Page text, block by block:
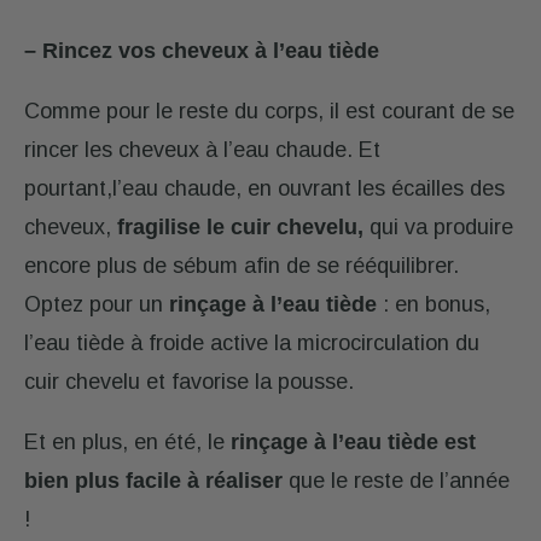
– Rincez vos cheveux à l’eau tiède
Comme pour le reste du corps, il est courant de se
rincer les cheveux à l’eau chaude. Et
pourtant,l’eau chaude, en ouvrant les écailles des
cheveux, fragilise le cuir chevelu, qui va produire
encore plus de sébum afin de se rééquilibrer.
Optez pour un rinçage à l’eau tiède : en bonus,
l’eau tiède à froide active la microcirculation du
cuir chevelu et favorise la pousse.
Et en plus, en été, le rinçage à l’eau tiède est
bien plus facile à réaliser que le reste de l’année
!